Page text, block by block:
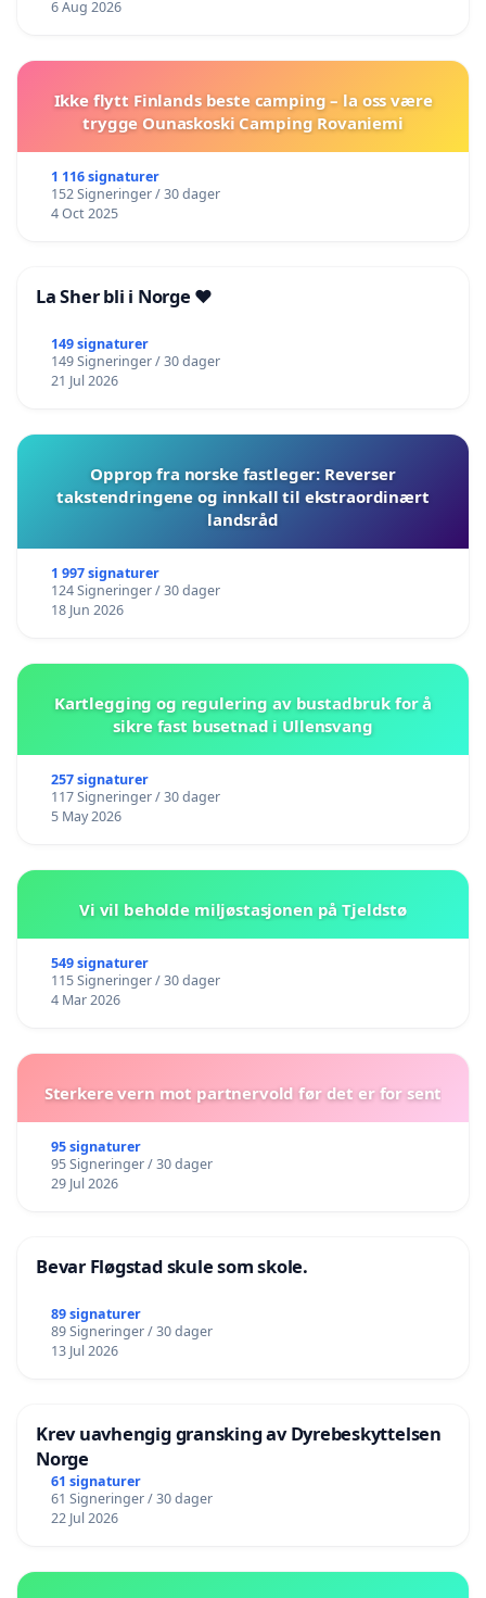
6 Aug 2026
Ikke flytt Finlands beste camping – la oss være
trygge Ounaskoski Camping Rovaniemi
1 116 signaturer
152 Signeringer / 30 dager
4 Oct 2025
La Sher bli i Norge ❤️
149 signaturer
149 Signeringer / 30 dager
21 Jul 2026
Opprop fra norske fastleger: Reverser
takstendringene og innkall til ekstraordinært
landsråd
1 997 signaturer
124 Signeringer / 30 dager
18 Jun 2026
Kartlegging og regulering av bustadbruk for å
sikre fast busetnad i Ullensvang
257 signaturer
117 Signeringer / 30 dager
5 May 2026
Vi vil beholde miljøstasjonen på Tjeldstø
549 signaturer
115 Signeringer / 30 dager
4 Mar 2026
Sterkere vern mot partnervold før det er for sent
95 signaturer
95 Signeringer / 30 dager
29 Jul 2026
Bevar Fløgstad skule som skole.
89 signaturer
89 Signeringer / 30 dager
13 Jul 2026
Krev uavhengig gransking av Dyrebeskyttelsen
Norge
61 signaturer
61 Signeringer / 30 dager
22 Jul 2026